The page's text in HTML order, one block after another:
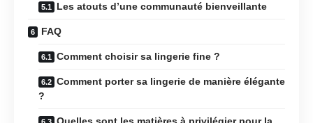
Les atouts d’une communauté bienveillante
FAQ
Comment choisir sa lingerie fine ?
Comment porter sa lingerie de manière élégante
?
Quelles sont les matières à privilégier pour la